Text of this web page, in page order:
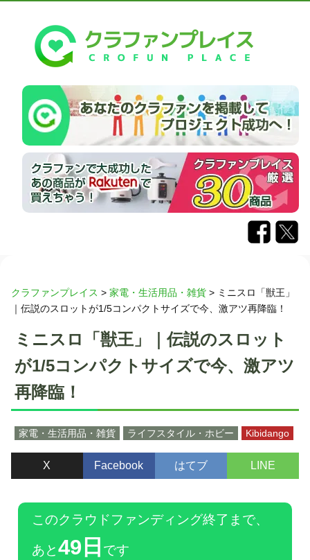
クラファンプレイス > 家電・生活用品・雑貨 > ミニスロ「獣王」
｜伝説のスロットが1/5コンパクトサイズで今、激アツ再降臨！
ミニスロ「獣王」｜伝説のスロット
が1/5コンパクトサイズで今、激アツ
再降臨！
家電・生活用品・雑貨 ライフスタイル・ホビー Kibidango
X Facebook はてブ LINE
このクラウドファンディング終了まで、
あと49日 です